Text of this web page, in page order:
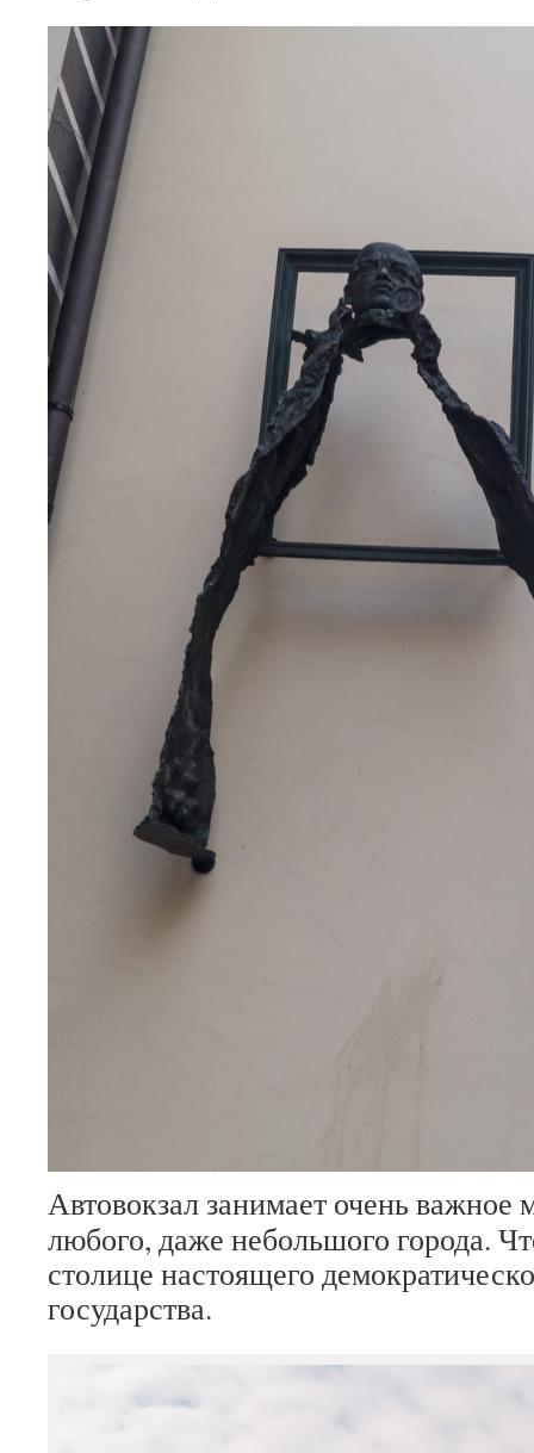
Автовокзал занимает очень важное
любого, даже небольшого города.
столице настоящего
государства.